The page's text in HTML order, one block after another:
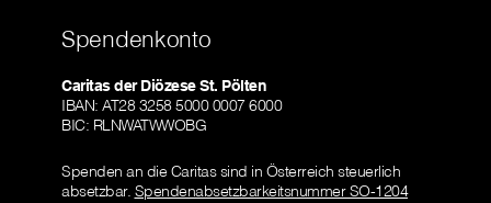
Spendenkonto
Caritas der Diözese St. Pölten
IBAN: AT28 3258 5000 0007 6000
BIC: RLNWATWWOBG
Spenden an die Caritas sind in Österreich steuerlich
absetzbar. Spendenabsetzbarkeitsnummer SO-1204